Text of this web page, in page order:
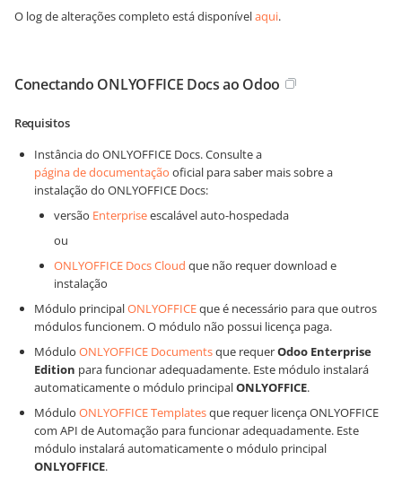
O log de alterações completo está disponívelaqui.
Conectando ONLYOFFICE Docs ao Odoo
Requisitos
Instância do ONLYOFFICE Docs. Consulte a
página de documentação oficial para saber mais sobre a
instalação do ONLYOFFICE Docs:
versão Enterpriseescalável auto-hospedada
ou
ONLYOFFICE Docs Cloud que não requer download e
instalação
Módulo principalONLYOFFICEque é necessário para que outros
módulos funcionem. O módulo não possui licença paga.
Módulo ONLYOFFICE Documentsque requerOdoo Enterprise
Edition para funcionar adequadamente. Este módulo instalará
automaticamente o módulo principalONLYOFFICE.
Módulo ONLYOFFICE Templatesque requer licença ONLYOFFICE
com API de Automação para funcionar adequadamente. Este
módulo instalará automaticamente o módulo principal
ONLYOFFICE.